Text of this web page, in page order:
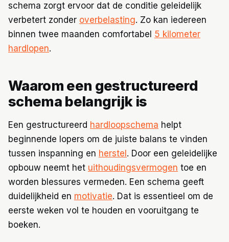
schema zorgt ervoor dat de conditie geleidelijk
verbetert zonder overbelasting. Zo kan iedereen
binnen twee maanden comfortabel 5 kilometer
hardlopen.
Waarom een gestructureerd
schema belangrijk is
Een gestructureerd hardloopschema helpt
beginnende lopers om de juiste balans te vinden
tussen inspanning en herstel. Door een geleidelijke
opbouw neemt het uithoudingsvermogen toe en
worden blessures vermeden. Een schema geeft
duidelijkheid en motivatie. Dat is essentieel om de
eerste weken vol te houden en vooruitgang te
boeken.